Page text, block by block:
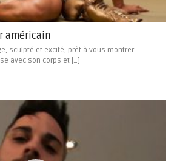
américain
sculpté et excité, prêt à vous montrer
avec son corps et […]